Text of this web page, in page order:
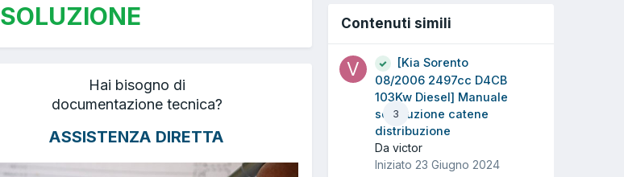
SOLUZIONE
Hai bisogno di
documentazione tecnica?
ASSISTENZA DIRETTA
Contenuti simili
3
[Kia Sorento
08/2006 2497cc D4CB
103Kw Diesel] Manuale
sostituzione catene
distribuzione
Da victor
Iniziato 23 Giugno 2024